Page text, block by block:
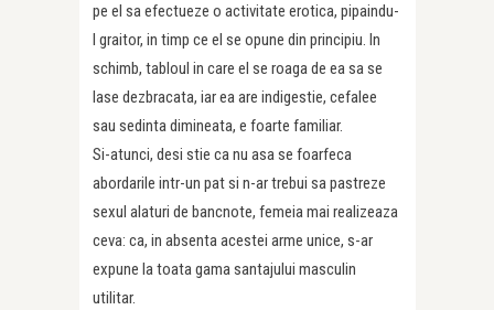
pe el sa efectueze o activitate erotica, pipaindu-
l graitor, in timp ce el se opune din principiu. In
schimb, tabloul in care el se roaga de ea sa se
lase dezbracata, iar ea are indigestie, cefalee
sau sedinta dimineata, e foarte familiar.
Si-atunci, desi stie ca nu asa se foarfeca
abordarile intr-un pat si n-ar trebui sa pastreze
sexul alaturi de bancnote, femeia mai realizeaza
ceva: ca, in absenta acestei arme unice, s-ar
expune la toata gama santajului masculin
utilitar.